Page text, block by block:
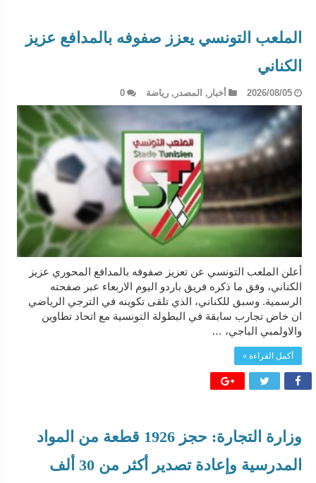
الملعب التونسي يعزز صفوفه بالمدافع عزيز
الكناني
2026/08/05 أخبار , المصدر , رياضة 0
أعلن الملعب التونسي عن تعزيز صفوفه بالمدافع المحوري عزيز
الكناني، وفق ما ذكره فريق باردو اليوم الاربعاء عبر صفحته
الرسمية. وسبق للكناني، الذي تلقى تكوينه في الترجي الرياضي
ان خاض تجارب سابقة في البطولة التونسية مع اتحاد تطاوين
والاولمبي الباجي، …
أكمل القراءة »
وزارة التجارة: حجز 1926 قطعة من المواد
المدرسية وإعادة تصدير أكثر من 30 ألف